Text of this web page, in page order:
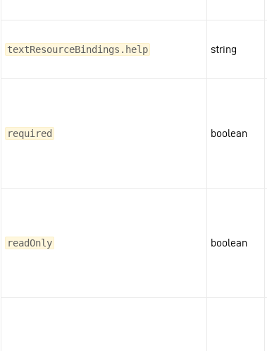
textResourceBindings.help string
required boolean
readOnly boolean